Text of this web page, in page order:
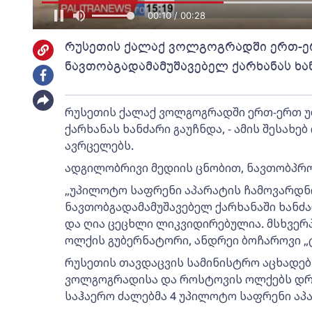
00:11 / 00:28
რუსეთის ქალაქ ვოლგოგრადში ერთ-
ნავთობგადამამუშავებელ ქარხანას
რუსეთის ქალაქ ვოლგოგრადში ერთ-ერთ
ქარხანას ხანძარი გაუჩნდა, - ამის
ავრცელებს.
ადგილობრივი მედიის ცნობით,
„უპილოტო საფრენი აპარატის
ნავთობგადამამუშავებელ ქარხანაში
და ღია ცეცხლი ლიკვიდირებულია.
ოლქის გუბერნატორი, ანდრეი ბოჩაროვი
რუსეთის თავდაცვის სამინისტრო
ვოლგოგრადისა და როსტოვის ოლქებს
საჰაერო ძალებმა 4 უპილოტო საფრენი